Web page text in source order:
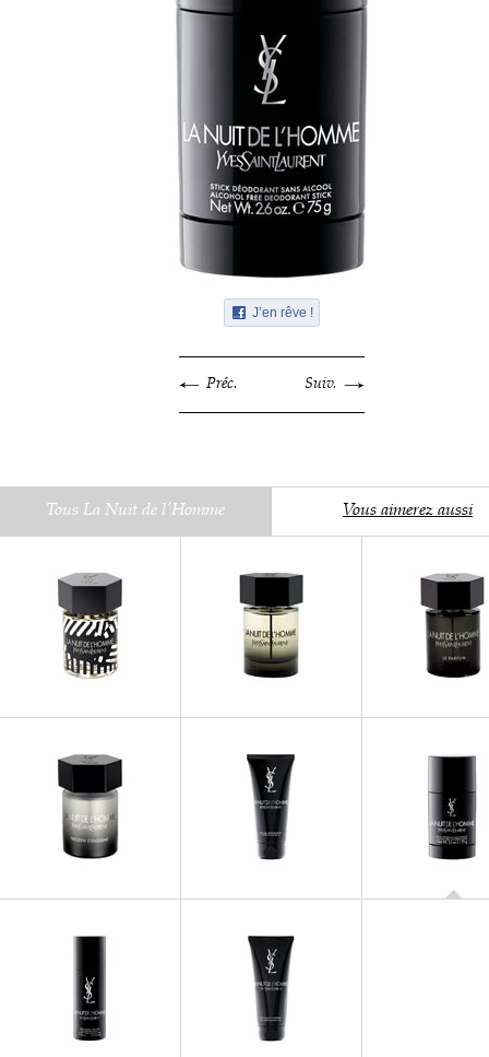
J’en rêve !
Préc. Suiv.
Tous La Nuit de l'Homme Vous aimerez aussi
LA NUIT DE L'HOMME
La Nuit de l'Homme Edition
Art
LA NUIT DE L'HOMME
Eau de Toilette
LA NUIT DE
Parfum
La Nuit de L'Homme Frozen
Cologne
LA NUIT DE L'HOMME
Baume Après-Rasage